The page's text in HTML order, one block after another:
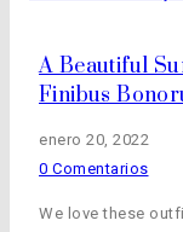
A Beautiful
Finibus
enero 20, 2022
0 Comentarios
We love these